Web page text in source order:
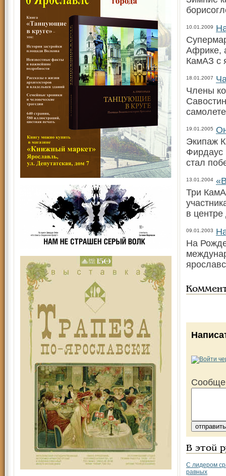
10.01.2009
Африке,
КамАЗ с
18.01.2007
Члены
19.01.2005
Экипаж
Фирдаус
стал
13.01.2004
Три
в
09.01.2003
На
В этой
С лидером
равных